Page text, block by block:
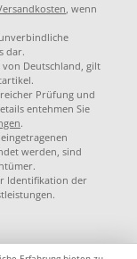
, wenn
dar.
Deutschland, gilt
Prüfung und
entehmen Sie
.
werden, sind
Identifikation der